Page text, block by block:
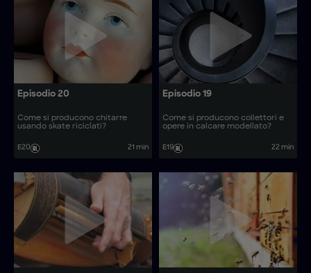
Episodio 20
Come si producono chitarre
usando skate riciclati?
E20 21 min
Episodio 19
Come si producono collettori e
opere in calcare modellato?
E19 22 min